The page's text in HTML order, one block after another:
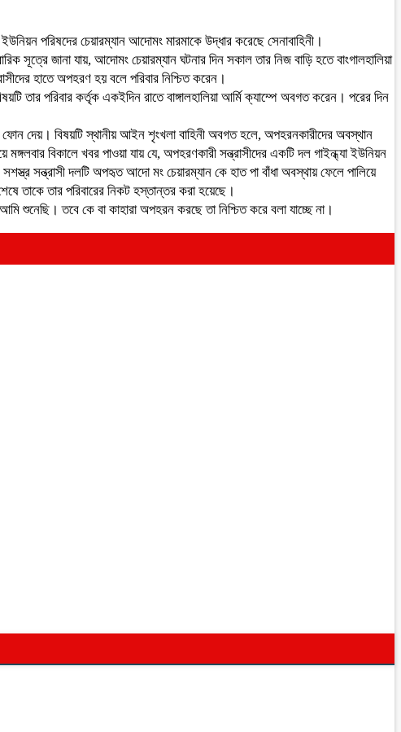
পরিষদের চেয়ারম্যান আদোমং মারমাকে উদ্ধার করেছে সেনাবাহিনী।
সূত্রে জানা যায়, আদোমং চেয়ারম্যান ঘটনার দিন সকাল তার নিজ বাড়ি হতে বাংগালহালিয়া
হাতে অপহরণ হয় বলে পরিবার নিশ্চিত করেন।
তার পরিবার কর্তৃক একইদিন রাতে বাঙ্গালহালিয়া আর্মি ক্যাম্পে অবগত করেন। পরের দিন
ফোন দেয়। বিষয়টি স্থানীয় আইন শৃংখলা বাহিনী অবগত হলে, অপহরনকারীদের অবস্থান
বিকালে খবর পাওয়া যায় যে, অপহরণকারী সন্ত্রাসীদের একটি দল গাইন্ধ্যা ইউনিয়ন
সন্ত্রাসী দলটি অপহৃত আদো মং চেয়ারম্যান কে হাত পা বাঁধা অবস্থায় ফেলে পালিয়ে
তাকে তার পরিবারের নিকট হস্তান্তর করা হয়েছে।
শুনেছি। তবে কে বা কাহারা অপহরন করছে তা নিশ্চিত করে বলা যাচ্ছে না।